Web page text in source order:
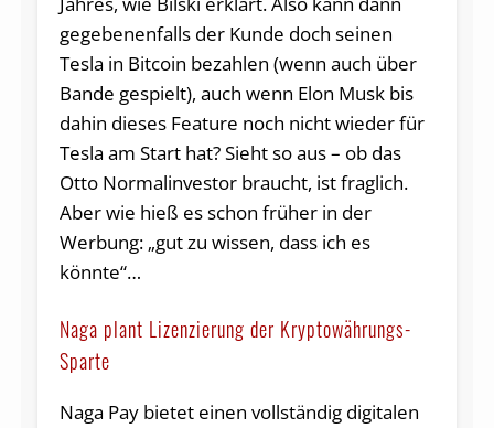
gegebenenfalls der Kunde doch seinen
Tesla in Bitcoin bezahlen (wenn auch über
Bande gespielt), auch wenn Elon Musk bis
dahin dieses Feature noch nicht wieder für
Tesla am Start hat? Sieht so aus – ob das
Otto Normalinvestor braucht, ist fraglich.
Aber wie hieß es schon früher in der
Werbung: „gut zu wissen, dass ich es
könnte“…
Naga plant Lizenzierung der Kryptowährungs-
Sparte
Naga Pay bietet einen vollständig digitalen